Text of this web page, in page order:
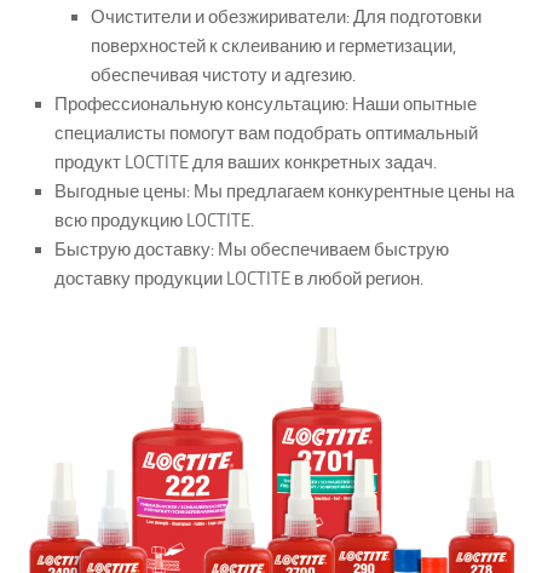
Очистители и обезжириватели: Для подготовки
поверхностей к склеиванию и герметизации,
обеспечивая чистоту и адгезию.
Профессиональную консультацию: Наши опытные
специалисты помогут вам подобрать оптимальный
продукт LOCTITE для ваших конкретных задач.
Выгодные цены: Мы предлагаем конкурентные цены на
всю продукцию LOCTITE.
Быструю доставку: Мы обеспечиваем быструю
доставку продукции LOCTITE в любой регион.